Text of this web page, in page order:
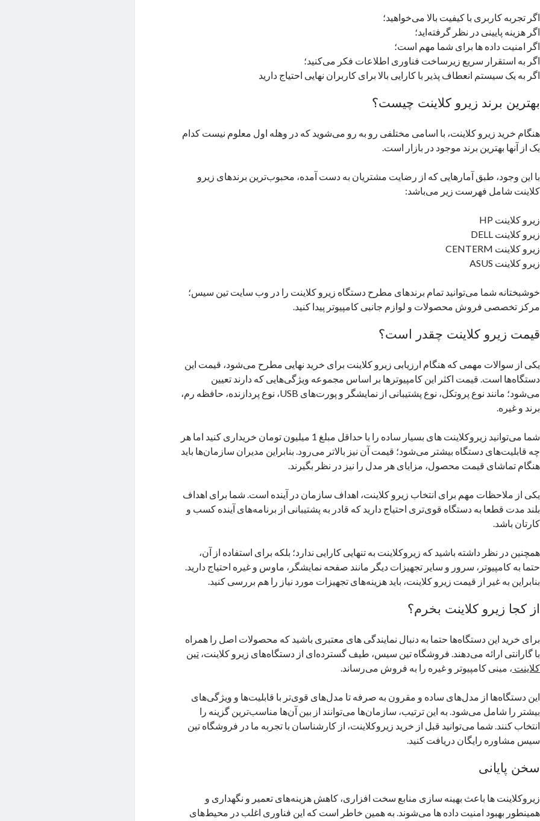
اگر تجربه کاربری با کیفیت بالا می‌خواهید؛
اگر هزینه پایینی در نظر گرفته‌اید؛
اگر امنیت داده‌ ها برای شما مهم است؛
اگر به استقرار سریع زیرساخت فناوری اطلاعات فکر می‌کنید؛
اگر به یک سیستم انعطاف پذیر با کارایی بالا برای کاربران نهایی احتیاج دارید
بهترین برند زیرو کلاینت چیست؟
هنگام خرید زیرو کلاینت، با اسامی مختلفی رو به رو می‌شوید که در وهله اول معلوم نیست کدام
یک از آنها بهترین برند موجود در بازار است.
با این وجود، طبق آمارهایی که از رضایت مشتریان به دست آمده، محبوب‌ترین برندهای زیرو
کلاینت شامل فهرست زیر می‌باشد:
زیرو کلاینت‌ HP
زیرو کلاینت‌ DELL
زیرو کلاینت‌ CENTERM
زیرو کلاینت ASUS
خوشبختانه شما می‌توانید تمام برندهای مطرح دستگاه زیرو کلاینت را در وب سایت تین سیس؛
مرکز تخصصی فروش محصولات و لوازم جانبی کامپیوتر پیدا کنید.
قیمت زیرو کلاینت چقدر است؟
یکی از سوالات مهمی که هنگام ارزیابی زیرو کلاینت برای خرید نهایی مطرح می‌شود، قیمت این
دستگاه‌ها است. قیمت اکثر این کامپیوترها بر اساس مجموعه ویژگی‌هایی که دارند تعیین
می‌شود؛ مانند نوع پروتکل، نوع پشتیبانی از نمایشگر و پورت‌های USB، نوع پردازنده، حافظه رم،
برند و غیره.
شما می‌توانید زیروکلاینت های بسیار ساده را با حداقل مبلغ 1 میلیون تومان خریداری کنید اما هر
چه قابلیت‌های دستگاه بیشتر می‌شود؛ قیمت آن نیز بالاتر می‌رود. بنابراین مدیران سازمان‌ها باید
هنگام تماشای قیمت محصول، مزایای هر مدل را نیز در نظر بگیرند.
یکی از ملاحظات مهم برای انتخاب زیرو کلاینت، اهداف سازمان در آینده است. شما برای اهداف
بلند مدت قطعا به دستگاه‌ قوی‌تری احتیاج دارید که قادر به پشتیبانی از برنامه‌های آینده کسب و
کارتان باشد.
همچنین در نظر داشته باشید که زیروکلاینت به تنهایی کارایی ندارد؛ بلکه برای استفاده از آن،
حتما به کامپیوتر، سرور و سایر تجهیزات دیگر مانند صفحه نمایشگر، ماوس و غیره احتیاج دارید.
بنابراین به غیر از قیمت زیرو کلاینت، باید هزینه‌های تجهیزات مورد نیاز را هم بررسی کنید.
از کجا زیرو کلاینت بخرم؟
برای خرید این دستگاه‌ها حتما به دنبال نمایندگی های معتبری باشید که محصولات اصل را همراه
با گارانتی ارائه می‌دهند. فروشگاه تین سیس، طیف گسترده‌ای از دستگاه‌های زیرو کلاینت،تین
کلاینت ، مینی کامپیوتر و غیره را به فروش می‌رساند.
این دستگاه‌ها از مدل‌های ساده و مقرون به صرفه تا مدل‌های قوی‌تر با قابلیت‌ها و ویژگی‌های
بیشتر را شامل می‌شود. به این ترتیب، سازمان‌ها می‌توانند از بین آن‌ها مناسب‌ترین گزینه را
انتخاب کنند. شما می‌توانید قبل از خرید زیروکلاینت، از کارشناسان با تجربه ما در فروشگاه تین
سیس مشاوره رایگان دریافت کنید.
سخن پایانی
زیروکلاینت ها باعث بهینه سازی منابع سخت افزاری، کاهش هزینه‌های تعمیر و نگهداری و
همینطور بهبود امنیت داده ها می‌شوند. به همین خاطر است که این فناوری اغلب در محیط‌های